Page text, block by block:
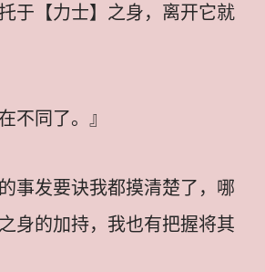
于【力士】之身，离开它就
不同了。』
事发要诀我都摸清楚了，哪
身的加持，我也有把握将其